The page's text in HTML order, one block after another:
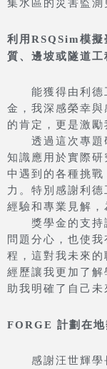
集水區的災害監測
利用RSQSim模
質、邊坡或隧道
能獲得由利德
金，我深感榮幸
的肯定，更是激勵
透過這次專題研
知識應用於實際
中遇到的各種挑
力。特別感謝利
經驗和專業見解，
獎學金的支持讓
問題分心，也使
程，這對我未來
經歷讓我更加了
助我明確了自己未
FORGE 計劃在
感謝汪世輝學長